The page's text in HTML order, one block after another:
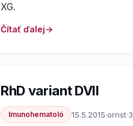
XG.
Čítať ďalej
RhD variant DVII
Imunohematoló 15.5.2015·ornst·